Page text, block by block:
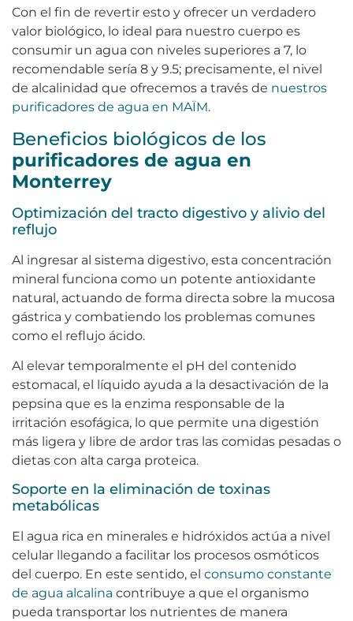
Con el fin de revertir esto y ofrecer un verdadero
valor biológico, lo ideal para nuestro cuerpo es
consumir un agua con niveles superiores a 7, lo
recomendable sería 8 y 9.5; precisamente, el nivel
de alcalinidad que ofrecemos a través de nuestros
purificadores de agua en MAÏM.
Beneficios biológicos de los
purificadores de agua en
Monterrey
Optimización del tracto digestivo y alivio del
reflujo
Al ingresar al sistema digestivo, esta concentración
mineral funciona como un potente antioxidante
natural, actuando de forma directa sobre la mucosa
gástrica y combatiendo los problemas comunes
como el reflujo ácido.
Al elevar temporalmente el pH del contenido
estomacal, el líquido ayuda a la desactivación de la
pepsina que es la enzima responsable de la
irritación esofágica, lo que permite una digestión
más ligera y libre de ardor tras las comidas pesadas o
dietas con alta carga proteica.
Soporte en la eliminación de toxinas
metabólicas
El agua rica en minerales e hidróxidos actúa a nivel
celular llegando a facilitar los procesos osmóticos
del cuerpo. En este sentido, el consumo constante
de agua alcalina contribuye a que el organismo
pueda transportar los nutrientes de manera